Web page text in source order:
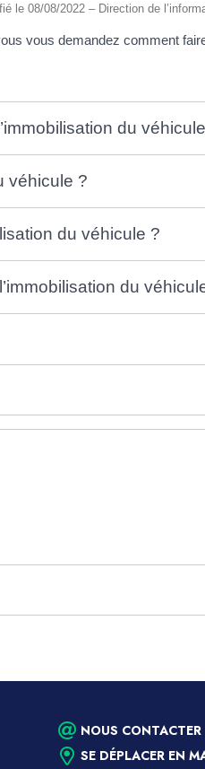
le 08/08/2022 – Direction de
vous demandez comment
du
véhicule ?
du véhicule ?
du
NOUS CONTACTER
SE DÉPLACER EN